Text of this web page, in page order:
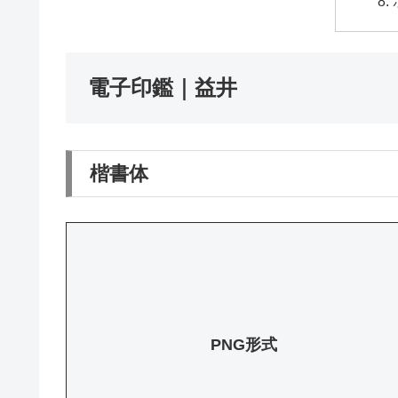
電子印鑑｜益井
楷書体
PNG形式